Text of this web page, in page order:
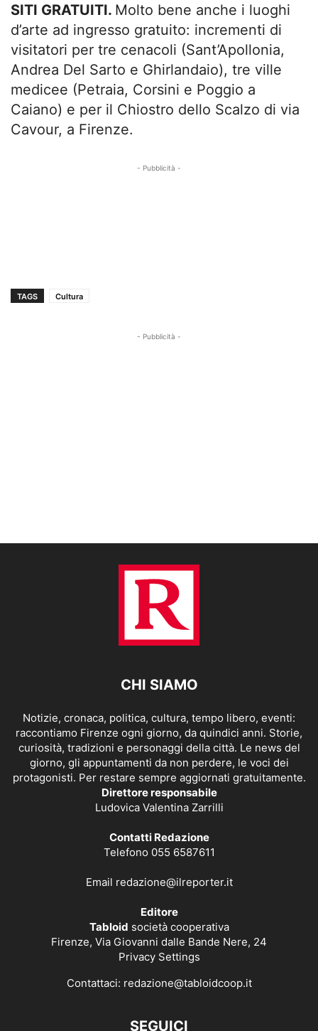
SITI GRATUITI. Molto bene anche i luoghi
d’arte ad ingresso gratuito: incrementi di
visitatori per tre cenacoli (Sant’Apollonia,
Andrea Del Sarto e Ghirlandaio), tre ville
medicee (Petraia, Corsini e Poggio a
Caiano) e per il Chiostro dello Scalzo di via
Cavour, a Firenze.
- Pubblicità -
TAGS Cultura
- Pubblicità -
CHI SIAMO
Notizie, cronaca, politica, cultura, tempo libero, eventi:
raccontiamo Firenze ogni giorno, da quindici anni. Storie,
curiosità, tradizioni e personaggi della città. Le news del
giorno, gli appuntamenti da non perdere, le voci dei
protagonisti. Per restare sempre aggiornati gratuitamente.
Direttore responsabile
Ludovica Valentina Zarrilli
Contatti Redazione
Telefono 055 6587611
Email redazione@ilreporter.it
Editore
Tabloid società cooperativa
Firenze, Via Giovanni dalle Bande Nere, 24
Privacy Settings
Contattaci: redazione@tabloidcoop.it
SEGUICI